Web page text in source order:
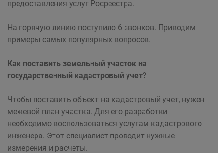
предоставления услуг Росреестра.
На горячую линию поступило 6 звонков. Приводим
примеры самых популярных вопросов.
Как поставить земельный участок на
государственный кадастровый учет?
Чтобы поставить объект на кадастровый учет, нужен
межевой план участка. Для его разработки
необходимо воспользоваться услугам кадастрового
инженера. Этот специалист проводит нужные
измерения и расчеты.